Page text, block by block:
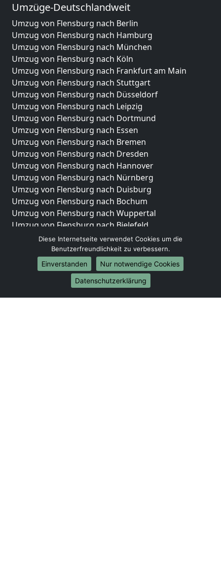
Umzüge-Deutschlandweit
Umzug von Flensburg nach Berlin
Umzug von Flensburg nach Hamburg
Umzug von Flensburg nach München
Umzug von Flensburg nach Köln
Umzug von Flensburg nach Frankfurt am Main
Umzug von Flensburg nach Stuttgart
Umzug von Flensburg nach Düsseldorf
Umzug von Flensburg nach Leipzig
Umzug von Flensburg nach Dortmund
Umzug von Flensburg nach Essen
Umzug von Flensburg nach Bremen
Umzug von Flensburg nach Dresden
Umzug von Flensburg nach Hannover
Umzug von Flensburg nach Nürnberg
Umzug von Flensburg nach Duisburg
Umzug von Flensburg nach Bochum
Umzug von Flensburg nach Wuppertal
Umzug von Flensburg nach Bielefeld
Umzug von Flensburg nach Bonn
Umzug von Flensburg nach Münster
Internationale-Umzüge
Umzug von Flensburg nach Brasilien
Umzug von Flensburg nach Brunei Darussalam
Diese Internetseite verwendet Cookies um die
Benutzerfreundlichkeit zu verbessern.
Einverstanden
Nur notwendige Cookies
Datenschutzerklärung